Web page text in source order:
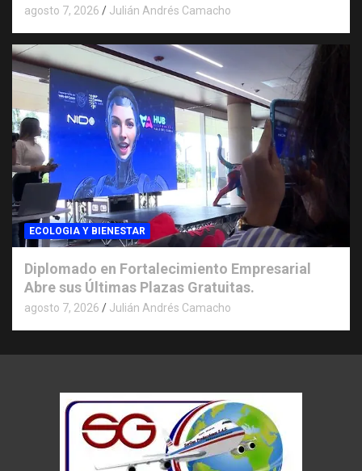
agosto 7, 2026 Julián Andrés Camacho
ECOLOGIA Y BIENESTAR
Diplomado en Fortalecimiento Empresarial
Abre sus Últimas Plazas Gratuitas.
agosto 7, 2026 Julián Andrés Camacho